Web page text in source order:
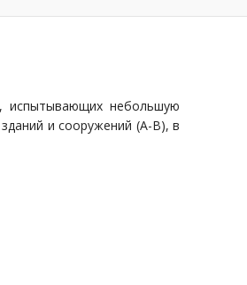
испытывающих небольшую
и сооружений (А-В), в